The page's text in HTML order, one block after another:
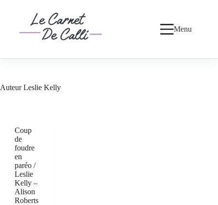
Menu
AuteurLeslie Kelly
Coup
de
foudre
en
paréo /
Leslie
Kelly –
Alison
Roberts